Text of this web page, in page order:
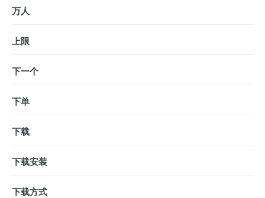
万人
上限
下一个
下单
下载
下载安装
下载方式